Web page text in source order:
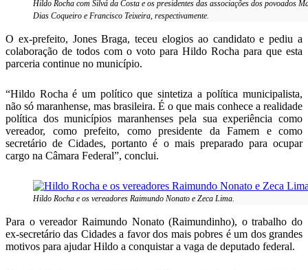
Hildo Rocha com Silvá da Costa e os presidentes das associações dos povoados
Dias Coqueiro e Francisco Teixeira, respectivamente.
O ex-prefeito, Jones Braga, teceu elogios ao candidato e pediu a
colaboração de todos com o voto para Hildo Rocha para que esta
parceria continue no município.
“Hildo Rocha é um político que sintetiza a política municipalista,
não só maranhense, mas brasileira. É o que mais conhece a realidade
política dos municípios maranhenses pela sua experiência como
vereador, como prefeito, como presidente da Famem e como
secretário de Cidades, portanto é o mais preparado para ocupar
cargo na Câmara Federal”, conclui.
Hildo Rocha e os vereadores Raimundo Nonato e Zeca Lima.
Para o vereador Raimundo Nonato (Raimundinho), o trabalho do
ex-secretário das Cidades a favor dos mais pobres é um dos grandes
motivos para ajudar Hildo a conquistar a vaga de deputado federal.